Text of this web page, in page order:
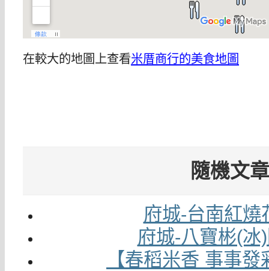
在較大的地圖上查看米厝商行的美食地圖
隨機文章
府城-台南紅燒
府城-八寶彬(冰
【春稻米香 事事